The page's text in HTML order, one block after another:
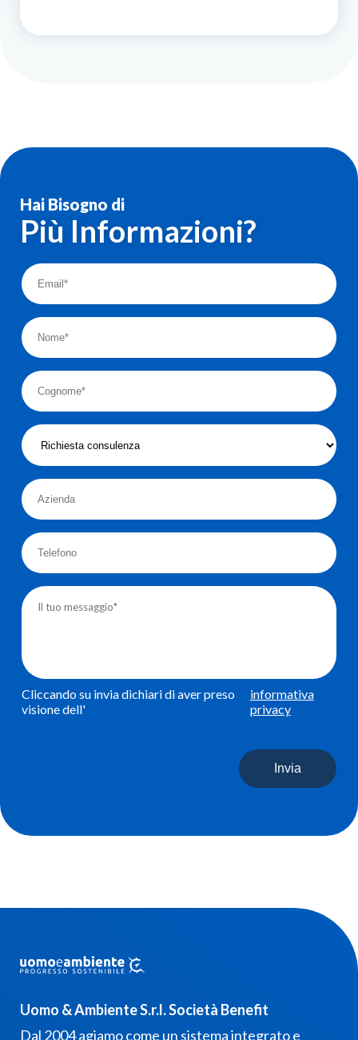
Hai Bisogno di
Più Informazioni?
Cliccando su invia dichiari di aver preso
visione dell'
informativa
privacy
Invia
Uomo & Ambiente S.r.l. Società Benefit
Dal 2004 agiamo come un sistema integrato e